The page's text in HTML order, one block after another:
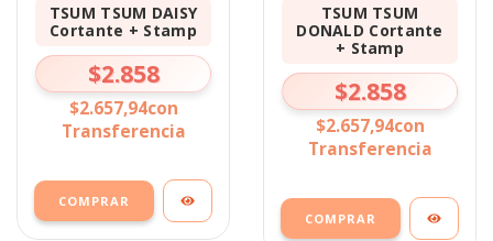
TSUM TSUM DAISY
Cortante + Stamp
$2.858
$2.657,94con
Transferencia
COMPRAR
TSUM TSUM
DONALD Cortante
+ Stamp
$2.858
$2.657,94con
Transferencia
COMPRAR